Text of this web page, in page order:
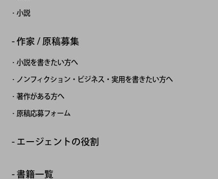
小説
作家 / 原稿募集
小説を書きたい方へ
ノンフィクション・ビジネス・実用を書きたい方へ
著作がある方へ
原稿応募フォーム
エージェントの役割
書籍一覧